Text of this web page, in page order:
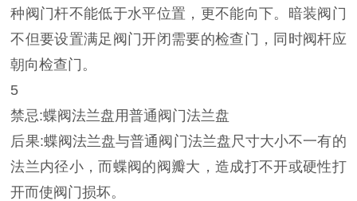
种阀门杆不能低于水平位置，更不能向下。暗装阀门
不但要设置满足阀门开闭需要的检查门，同时阀杆应
朝向检查门。
5
禁忌:蝶阀法兰盘用普通阀门法兰盘
后果:蝶阀法兰盘与普通阀门法兰盘尺寸大小不一有的
法兰内径小，而蝶阀的阀瓣大，造成打不开或硬性打
开而使阀门损坏。